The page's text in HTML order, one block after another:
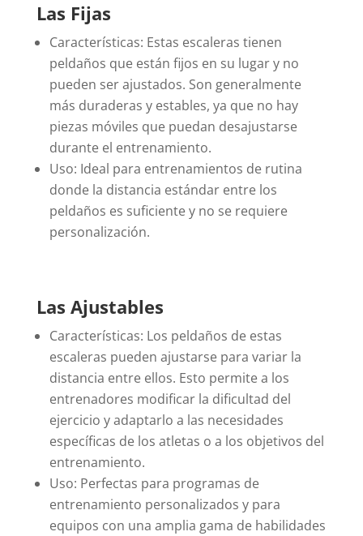
Las Fijas
Características: Estas escaleras tienen
peldaños que están fijos en su lugar y no
pueden ser ajustados. Son generalmente
más duraderas y estables, ya que no hay
piezas móviles que puedan desajustarse
durante el entrenamiento.
Uso: Ideal para entrenamientos de rutina
donde la distancia estándar entre los
peldaños es suficiente y no se requiere
personalización.
Las Ajustables
Características: Los peldaños de estas
escaleras pueden ajustarse para variar la
distancia entre ellos. Esto permite a los
entrenadores modificar la dificultad del
ejercicio y adaptarlo a las necesidades
específicas de los atletas o a los objetivos del
entrenamiento.
Uso: Perfectas para programas de
entrenamiento personalizados y para
equipos con una amplia gama de habilidades